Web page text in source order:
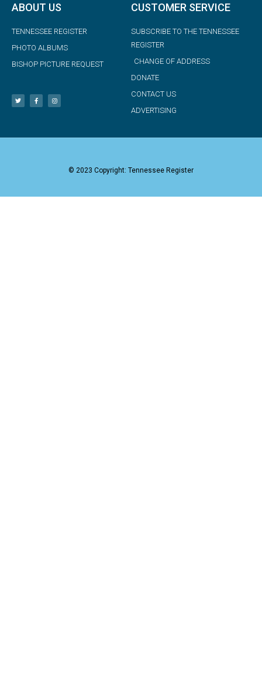
ABOUT US
TENNESSEE REGISTER
PHOTO ALBUMS
BISHOP PICTURE REQUEST
CUSTOMER SERVICE
SUBSCRIBE TO THE TENNESSEE
REGISTER
CHANGE OF ADDRESS
DONATE
CONTACT US
ADVERTISING
© 2023 Copyright: Tennessee Register